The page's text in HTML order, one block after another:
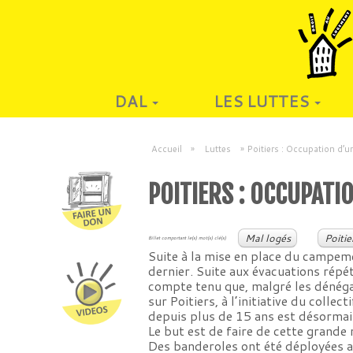
DAL LES LUTTES
Accueil » Luttes » Poitiers : Occupation
POITIERS :
Billet comportant le(s) mot(s) clé(s) Mal logés
Suite à la mise en place du
dernier. Suite aux évacuations
compte tenu que, malgré les
sur Poitiers, à l’initiative du
depuis plus de 15 ans est
Le but est de faire de cette grande
Des banderoles ont été déployées